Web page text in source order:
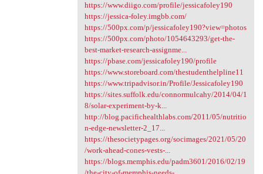
https://www.diigo.com/profile/jessicafoley190
https://jessica-foley.imgbb.com/
https://500px.com/p/jessicafoley190?view=photos
https://500px.com/photo/1054643293/get-the-
best-market-research-assignme...
https://pbase.com/jessicafoley190/profile
https://www.storeboard.com/thestudenthelpline11
https://www.tripadvisor.in/Profile/Jessicafoley190
https://sites.suffolk.edu/connormulcahy/2014/04/1
8/solar-experiment-by-k...
http://blog.pacifichealthlabs.com/2011/05/nutritio
n-edge-newsletter-2_17...
https://thesocietypages.org/socimages/2021/05/20
/work-ahead-cones-vests-...
https://blogs.memphis.edu/padm3601/2016/02/19